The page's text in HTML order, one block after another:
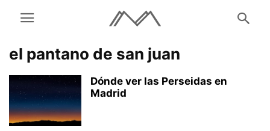
el pantano de san juan
Dónde ver las Perseidas en
Madrid